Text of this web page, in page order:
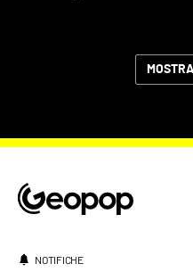
NOTIFICHE